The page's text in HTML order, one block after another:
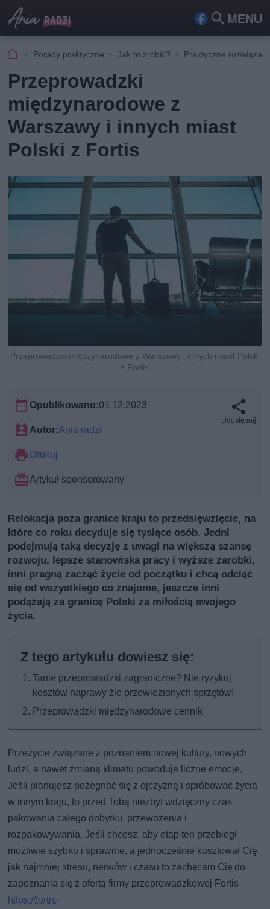
MENU
Fa
ook
Szu
Porady praktyczne Jak to zrobić? Praktyczne
Przeprowadzki
międzynarodowe z
Warszawy i innych miast
Polski z Fortis
Przeprowadzki międzynarodowe z Warszawy i innych miast Polski
z Fortis
Opublikowano:01.12.2023
Autor:Ania radzi
Drukuj
Artykuł sponsorowany
Udostępnij
Relokacja poza granice kraju to przedsięwzięcie, na
które co roku decyduje się tysiące osób. Jedni
podejmują taką decyzję z uwagi na większą szansę
rozwoju, lepsze stanowiska pracy i wyższe zarobki,
inni pragną zacząć życie od początku i chcą odciąć
się od wszystkiego co znajome, jeszcze inni
podążają za granicę Polski za miłością swojego
życia.
Tanie przeprowadzki zagraniczne? Nie ryzykuj
kosztów naprawy źle przewiezionych sprzętów!
Przeprowadzki międzynarodowe cennik
Przeżycie związane z poznaniem nowej kultury, nowych
ludzi, a nawet zmianą klimatu powoduje liczne emocje.
Jeśli planujesz pożegnać się z ojczyzną i spróbować życia
w innym kraju, to przed Tobą niezbyt wdzięczny czas
pakowania całego dobytku, przewożenia i
rozpakowywania. Jeśli chcesz, aby etap ten przebiegł
możliwie szybko i sprawnie, a jednocześnie kosztował Cię
jak najmniej stresu, nerwów i czasu to zachęcam Cię do
zapoznania się z ofertą firmy przeprowadzkowej Fortis
https://fortis-